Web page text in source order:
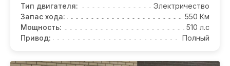
Тип двигателя:
Электричество
Запас хода:
550 Км
Мощность:
510 л.с
Привод:
Полный